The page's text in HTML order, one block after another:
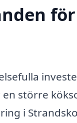
större
i